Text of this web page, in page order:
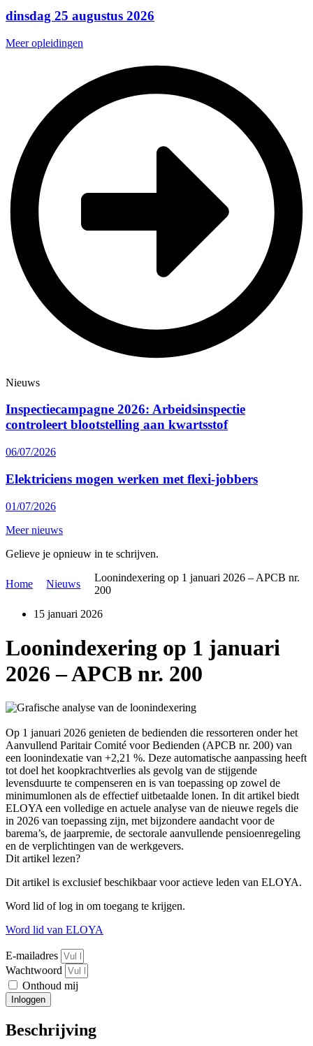
dinsdag 25 augustus 2026
Meer opleidingen
Nieuws
Inspectiecampagne 2026: Arbeidsinspectie
controleert blootstelling aan kwartsstof
06/07/2026
Elektriciens mogen werken met flexi-jobbers
01/07/2026
Meer nieuws
Gelieve je opnieuw in te schrijven.
Home Nieuws
Loonindexering op 1 januari 2026 – APCB nr.
200
15 januari 2026
Loonindexering op 1 januari
2026 – APCB nr. 200
Op 1 januari 2026 genieten de bedienden die ressorteren onder het
Aanvullend Paritair Comité voor Bedienden (APCB nr. 200) van
een loonindexatie van +2,21 %. Deze automatische aanpassing heeft
tot doel het koopkrachtverlies als gevolg van de stijgende
levensduurte te compenseren en is van toepassing op zowel de
minimumlonen als de effectief uitbetaalde lonen. In dit artikel biedt
ELOYA een volledige en actuele analyse van de nieuwe regels die
in 2026 van toepassing zijn, met bijzondere aandacht voor de
barema’s, de jaarpremie, de sectorale aanvullende pensioenregeling
en de verplichtingen van de werkgevers.
Dit artikel lezen?
Dit artikel is exclusief beschikbaar voor actieve leden van ELOYA.
Word lid of log in om toegang te krijgen.
Word lid van ELOYA
E-mailadres
Wachtwoord
Onthoud mij
Inloggen
Beschrijving